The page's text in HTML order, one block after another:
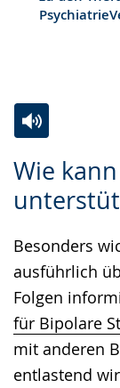
Wie
Besonders
ausführlich
Folgen
für Bipolare
mit anderen
entlastend
Leichten
Sprache
Audio-
Video
in
wird
angezeigt.